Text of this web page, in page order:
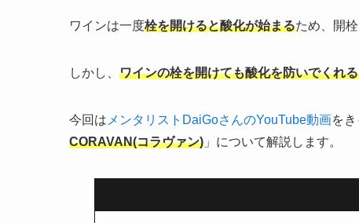
ワインは一度栓を開けると酸化が始まるため、開
しかし、 ワインの栓を開けても酸化を防いでくれ
今回は メンタリストDaiGoさんのYouTube動画を
CORAVAN(コラヴァン) 」について解説します。